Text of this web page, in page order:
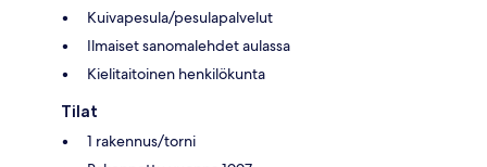
Kuivapesula/pesulapalvelut
Ilmaiset sanomalehdet aulassa
Kielitaitoinen henkilökunta
Tilat
1 rakennus/torni